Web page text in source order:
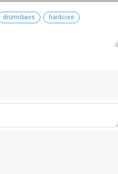
drumnbass hardcore